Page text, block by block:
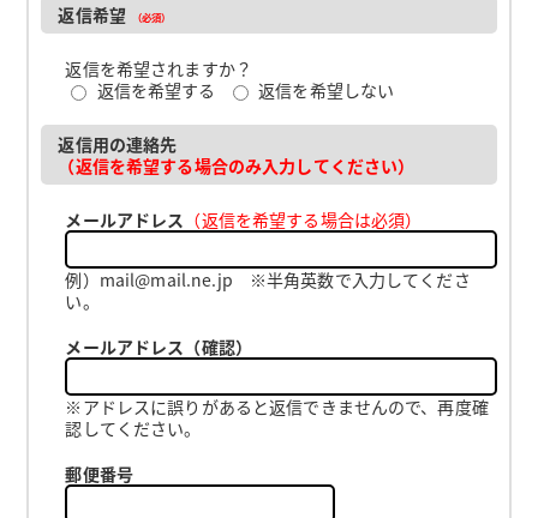
返信希望 （必須）
返信を希望されますか？
返信を希望する
返信を希望しない
返信用の連絡先
（返信を希望する場合のみ入力してください）
メールアドレス （返信を希望する場合は必須）
例）mail@mail.ne.jp ※半角英数で入力してくださ
い。
メールアドレス（確認）
※アドレスに誤りがあると返信できませんので、再度確
認してください。
郵便番号